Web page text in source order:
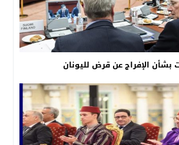
بشأن الإفراج عن قرض لليونان